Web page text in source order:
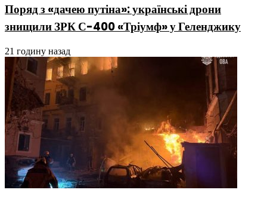
Поряд з «дачею путіна»: українські дрони
знищили ЗРК С-400 «Тріумф» у Геленджику
21 годину назад